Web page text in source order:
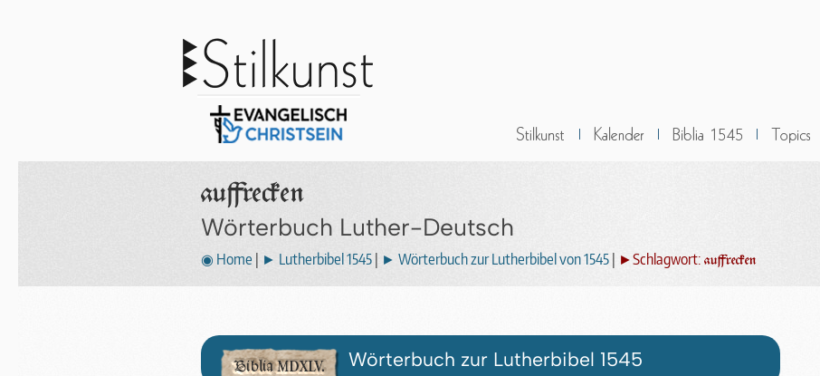
auffrecken
Wörterbuch Luther-Deutsch
◉ Home ► Lutherbibel 1545 ► Wörterbuch zur Lutherbibel von 1545 ►Schlagwort: auffrecken
Wörterbuch zur Lutherbibel 1545